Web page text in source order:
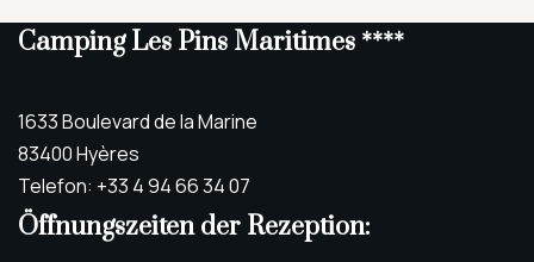
Camping Les Pins Maritimes ****
1633 Boulevard de la Marine
83400 Hyères
Telefon: +33 4 94 66 34 07
Öffnungszeiten der Rezeption: